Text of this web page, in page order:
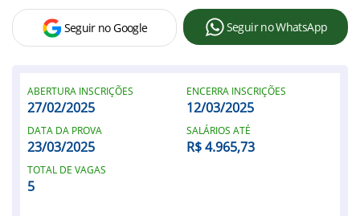
Seguir no Google Seguir no WhatsApp
ABERTURA INSCRIÇÕES
27/02/2025
ENCERRA INSCRIÇÕES
12/03/2025
DATA DA PROVA
23/03/2025
SALÁRIOS ATÉ
R$ 4.965,73
TOTAL DE VAGAS
5